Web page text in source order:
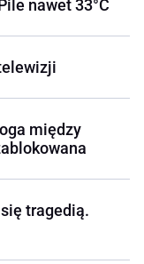
nawet 33°C
między
tragedią.